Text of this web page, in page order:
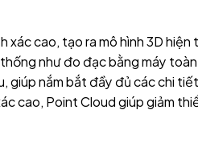
cao, tạo ra mô hình 3D hiện
như đo đạc bằng máy
giúp nắm bắt đầy đủ các chi
cao, Point Cloud giúp giảm